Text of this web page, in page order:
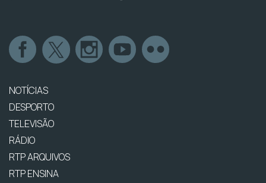
NOTÍCIAS
DESPORTO
TELEVISÃO
RÁDIO
RTP ARQUIVOS
RTP ENSINA